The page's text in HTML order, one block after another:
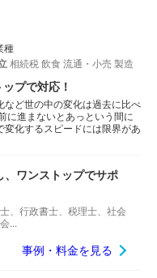
種
相続税 飲食 流通・小売 製造
プで対応！
ど世の中の変化は過去に比べ
に進まないとあっという間に
化するスピードには限界があ
、ワンストップでサポ
、行政書士、税理士、社会
...
事例・料金を見る